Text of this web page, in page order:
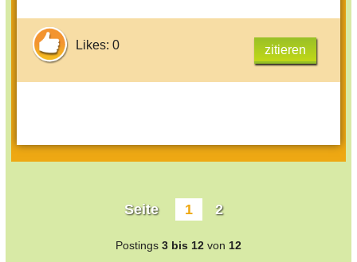
Likes: 0 zitieren
Seite 1 2
Postings 3 bis 12 von 12